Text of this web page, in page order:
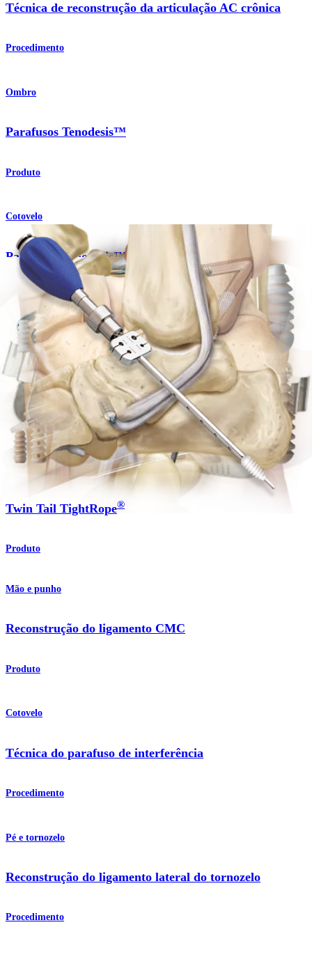
Técnica de reconstrução da articulação AC crônica
Procedimento
Ombro
Parafusos Tenodesis™
Produto
Cotovelo
Parafusos Tenodesis™
Produto
Ombro
Técnica tenodesis
Procedimento
Ombro
Twin Tail TightRope®
Produto
Mão e punho
Reconstrução do ligamento CMC
Produto
Cotovelo
Técnica do parafuso de interferência
Procedimento
Pé e tornozelo
Reconstrução do ligamento lateral do tornozelo
Procedimento